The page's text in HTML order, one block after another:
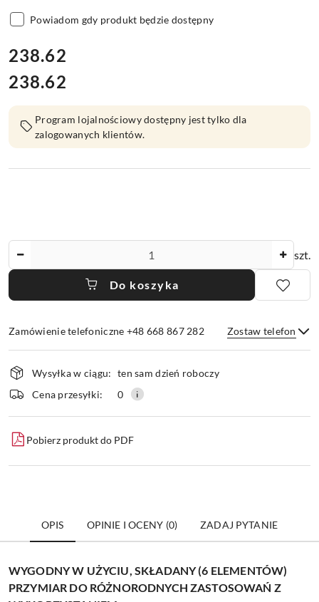
Powiadom gdy produkt będzie dostępny
cena:
238.62
Cena:
238.62
Program lojalnościowy dostępny jest tylko dla
zalogowanych klientów.
szt.
Do koszyka
Zamówienie telefoniczne +48 668 867 282 Zostaw telefon
Wyślij
Dostępność
i
dostawa
Wysyłka w ciągu: ten sam dzień roboczy
Cena przesyłki:
0
Pobierz produkt do PDF
OPIS OPINIE I OCENY (0) ZADAJ PYTANIE
WYGODNY W UŻYCIU, SKŁADANY (6 ELEMENTÓW)
PRZYMIAR DO RÓŻNORODNYCH ZASTOSOWAŃ Z